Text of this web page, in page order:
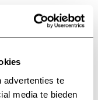
advertenties te
media te bieden
Terug naar het
het nieuws